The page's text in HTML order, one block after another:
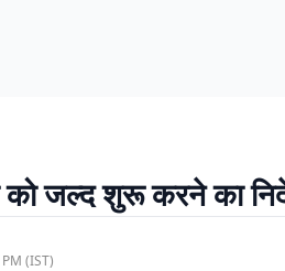
को जल्द शुरू करने का
(IST)